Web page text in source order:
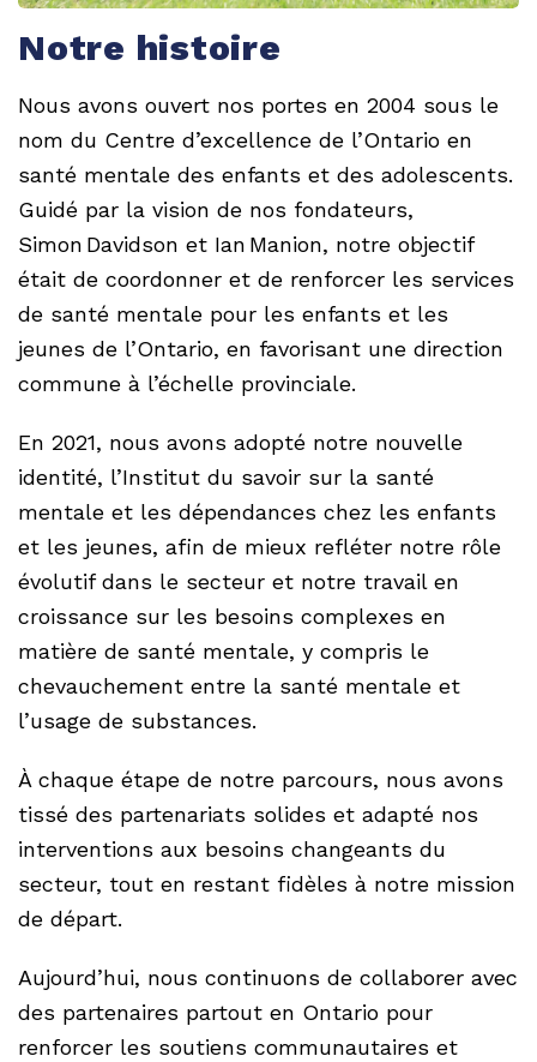
Notre histoire
Nous avons ouvert nos portes en 2004 sous le
nom du Centre d’excellence de l’Ontario en
santé mentale des enfants et des adolescents.
Guidé par la vision de nos fondateurs,
Simon Davidson et Ian Manion, notre objectif
était de coordonner et de renforcer les services
de santé mentale pour les enfants et les
jeunes de l’Ontario, en favorisant une direction
commune à l’échelle provinciale.
En 2021, nous avons adopté notre nouvelle
identité, l’Institut du savoir sur la santé
mentale et les dépendances chez les enfants
et les jeunes, afin de mieux refléter notre rôle
évolutif dans le secteur et notre travail en
croissance sur les besoins complexes en
matière de santé mentale, y compris le
chevauchement entre la santé mentale et
l’usage de substances.
À chaque étape de notre parcours, nous avons
tissé des partenariats solides et adapté nos
interventions aux besoins changeants du
secteur, tout en restant fidèles à notre mission
de départ.
Aujourd’hui, nous continuons de collaborer avec
des partenaires partout en Ontario pour
renforcer les soutiens communautaires et